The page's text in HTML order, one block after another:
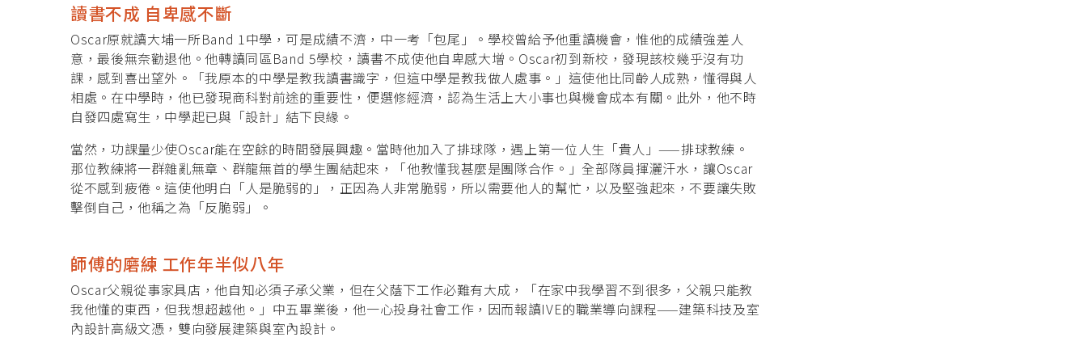
讀書不成 自卑感不斷
Oscar原就讀大埔一所Band 1中學，可是成績不濟，中一考「包尾」。學校曾給予他重讀機會，惟他的成績強差人
意，最後無奈勸退他。他轉讀同區Band 5學校，讀書不成使他自卑感大增。Oscar初到新校，發現該校幾乎沒有功
課，感到喜出望外。「我原本的中學是教我讀書識字，但這中學是教我做人處事。」這使他比同齡人成熟，懂得與人
相處。在中學時，他已發現商科對前途的重要性，便選修經濟，認為生活上大小事也與機會成本有關。此外，他不時
自發四處寫生，中學起已與「設計」結下良緣。
當然，功課量少使Oscar能在空餘的時間發展興趣。當時他加入了排球隊，遇上第一位人生「貴人」——排球教練。
那位教練將一群雜亂無章、群龍無首的學生團結起來，「他教懂我甚麼是團隊合作。」全部隊員揮灑汗水，讓Oscar
從不感到疲倦。這使他明白「人是脆弱的」，正因為人非常脆弱，所以需要他人的幫忙，以及堅強起來，不要讓失敗
擊倒自己，他稱之為「反脆弱」。
師傅的磨練 工作年半似八年
Oscar父親從事家具店，他自知必須子承父業，但在父蔭下工作必難有大成，「在家中我學習不到很多，父親只能教
我他懂的東西，但我想超越他。」中五畢業後，他一心投身社會工作，因而報讀IVE的職業導向課程——建築科技及室
內設計高級文憑，雙向發展建築與室內設計。